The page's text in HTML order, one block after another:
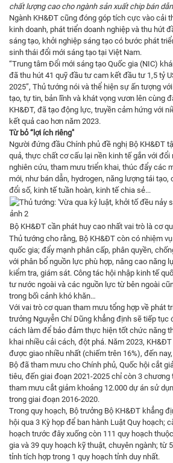
chất lượng cao cho ngành sản xuất chip bán
Ngành KH&ĐT cũng đóng góp tích cực vào cải
kinh doanh, phát triển doanh nghiệp và thu hút
sáng tạo, khởi nghiệp sáng tạo có bước phát
sinh thái đổi mới sáng tạo tại Việt Nam.
“Trung tâm Đổi mới sáng tạo Quốc gia (NIC)
đã thu hút 41 quỹ đầu tư cam kết đầu tư 1,5 tỷ
2025”, Thủ tướng nói và thể hiện sự ấn tượng
tạo, tự tin, bản lĩnh và khát vọng vươn lên cùng
KH&ĐT, đã tạo động lực, truyền cảm hứng với
kết quả cao hơn năm 2023.
Từ bỏ “lợi ích riêng"
Người đứng đầu Chính phủ đề nghị Bộ KH&ĐT
quả, thực chất cơ cấu lại nền kinh tế gắn với đổi
nghiên cứu, tham mưu triển khai, thúc đẩy các
mới, như bán dẫn, hydrogen, năng lượng tái tạo,
đổi số, kinh tế tuần hoàn, kinh tế chia sẻ...
Bộ KH&ĐT cần phát huy cao nhất vai trò là cơ
Thủ tướng cho rằng, Bộ KH&ĐT còn có nhiệm
quốc gia; đẩy mạnh phân cấp, phân quyền,
với phân bổ nguồn lực phù hợp, nâng cao năng
kiểm tra, giám sát. Công tác hội nhập kinh tế
tư nước ngoài và các nguồn lực từ bên ngoài
trong bối cảnh khó khăn…
Với vai trò cơ quan tham mưu tổng hợp về phát
trưởng Nguyễn Chí Dũng khẳng định sẽ tiếp tục
cách làm để bảo đảm thực hiện tốt chức năng
khai nhiều cải cách, đột phá. Năm 2023,
được giao nhiều nhất (chiếm trên 16%), đến
Bộ đã tham mưu cho Chính phủ, Quốc hội cắt
tiêu, đến giai đoạn 2021-2025 chỉ còn 3 chương
tham mưu cắt giảm khoảng 12.000 dự án sử
trong giai đoạn 2016-2020.
Trong quy hoạch, Bộ trưởng Bộ KH&ĐT khẳng
hội qua 3 Kỳ họp để ban hành Luật Quy hoạch;
hoạch trước đây xuống còn 111 quy hoạch
gia và 39 quy hoạch kỹ thuật, chuyên ngành; từ
tỉnh tích hợp trong 1 quy hoạch tỉnh duy nhất.